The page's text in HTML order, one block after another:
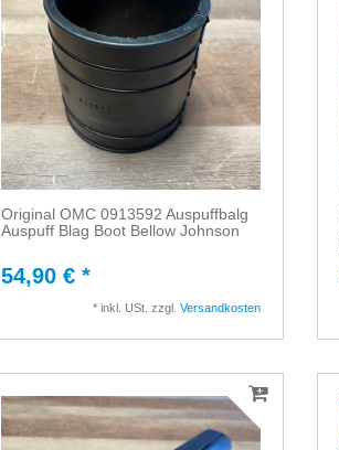
Original OMC 0913592 Auspuffbalg
Auspuff Blag Boot Bellow Johnson
54,90 € *
* inkl. USt. zzgl. Versandkosten